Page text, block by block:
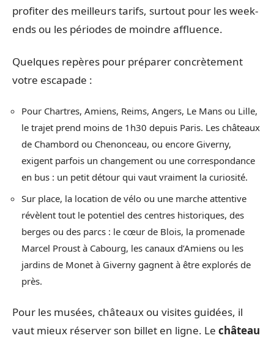
profiter des meilleurs tarifs, surtout pour les week-
ends ou les périodes de moindre affluence.
Quelques repères pour préparer concrètement
votre escapade :
Pour Chartres, Amiens, Reims, Angers, Le Mans ou Lille,
le trajet prend moins de 1h30 depuis Paris. Les châteaux
de Chambord ou Chenonceau, ou encore Giverny,
exigent parfois un changement ou une correspondance
en bus : un petit détour qui vaut vraiment la curiosité.
Sur place, la location de vélo ou une marche attentive
révèlent tout le potentiel des centres historiques, des
berges ou des parcs : le cœur de Blois, la promenade
Marcel Proust à Cabourg, les canaux d’Amiens ou les
jardins de Monet à Giverny gagnent à être explorés de
près.
Pour les musées, châteaux ou visites guidées, il
vaut mieux réserver son billet en ligne. Le château